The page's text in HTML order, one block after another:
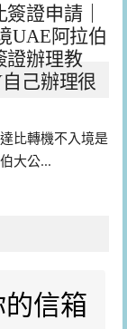
證申請｜
UAE阿拉伯
證辦理教
己辦理很
比轉機不入境是
大公...
信箱